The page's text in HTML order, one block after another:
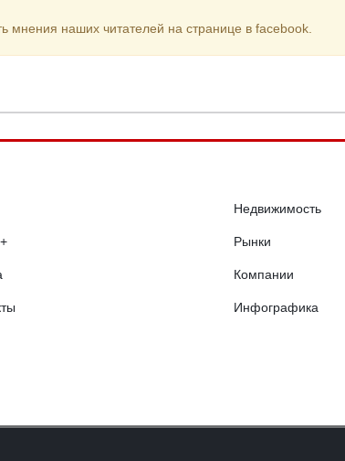
мнения наших читателей на странице в facebook.
Недвижимость
Рынки
Компании
Инфографика